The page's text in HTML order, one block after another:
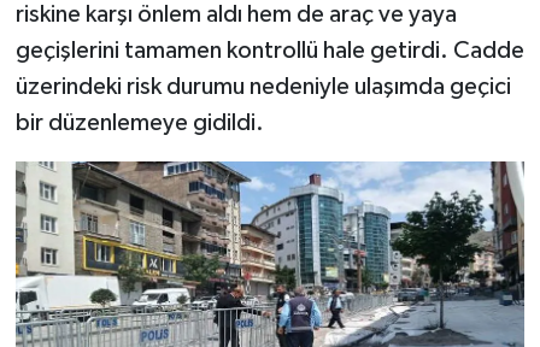
riskine karşı önlem aldı hem de araç ve yaya
geçişlerini tamamen kontrollü hale getirdi. Cadde
üzerindeki risk durumu nedeniyle ulaşımda geçici
bir düzenlemeye gidildi.